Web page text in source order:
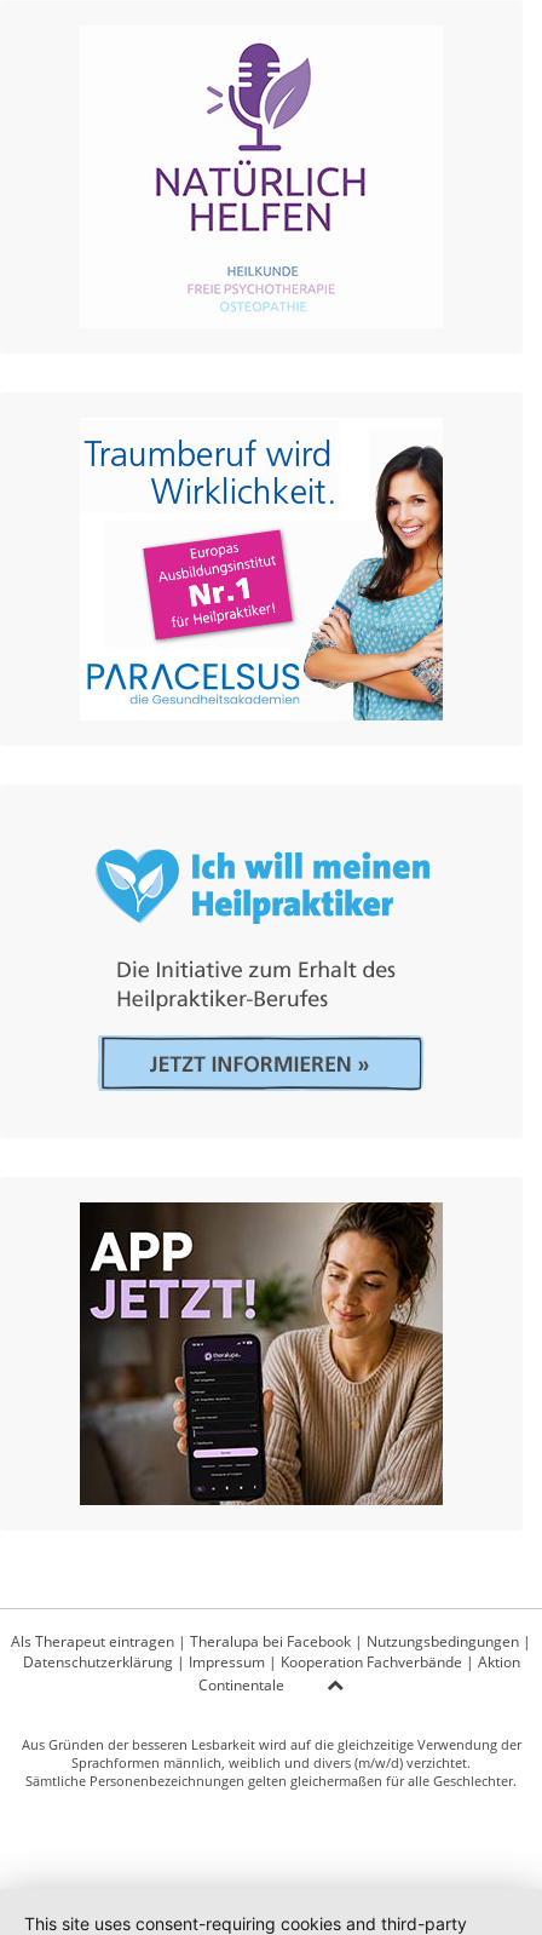
Als Therapeut eintragen | Theralupa bei Facebook | Nutzungsbedingungen |
Datenschutzerklärung| Impressum| Kooperation Fachverbände | Aktion
Continentale
Aus Gründen der besseren Lesbarkeit wird auf die gleichzeitige Verwendung der
Sprachformen männlich, weiblich und divers (m/w/d) verzichtet.
Sämtliche Personenbezeichnungen gelten gleichermaßen für alle Geschlechter.
This site uses consent-requiring cookies and third-party